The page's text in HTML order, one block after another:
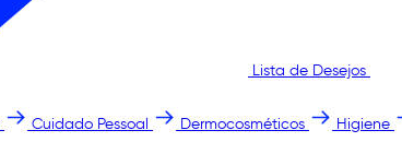
Lista de Desejos
Cuidado Pessoal Dermocosméticos Higiene